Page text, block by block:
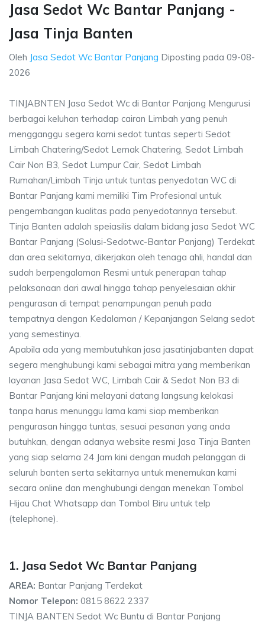
Jasa Sedot Wc Bantar Panjang -
Jasa Tinja Banten
Oleh Jasa Sedot Wc Bantar Panjang Diposting pada 09-08-
2026
TINJABNTEN Jasa Sedot Wc di Bantar Panjang Mengurusi
berbagai keluhan terhadap cairan Limbah yang penuh
mengganggu segera kami sedot tuntas seperti Sedot
Limbah Chatering/Sedot Lemak Chatering, Sedot Limbah
Cair Non B3, Sedot Lumpur Cair, Sedot Limbah
Rumahan/Limbah Tinja untuk tuntas penyedotan WC di
Bantar Panjang kami memiliki Tim Profesional untuk
pengembangan kualitas pada penyedotannya tersebut.
Tinja Banten adalah speiasilis dalam bidang jasa Sedot WC
Bantar Panjang (Solusi-Sedotwc-Bantar Panjang) Terdekat
dan area sekitarnya, dikerjakan oleh tenaga ahli, handal dan
sudah berpengalaman Resmi untuk penerapan tahap
pelaksanaan dari awal hingga tahap penyelesaian akhir
pengurasan di tempat penampungan penuh pada
tempatnya dengan Kedalaman / Kepanjangan Selang sedot
yang semestinya.
Apabila ada yang membutuhkan jasa jasatinjabanten dapat
segera menghubungi kami sebagai mitra yang memberikan
layanan Jasa Sedot WC, Limbah Cair & Sedot Non B3 di
Bantar Panjang kini melayani datang langsung kelokasi
tanpa harus menunggu lama kami siap memberikan
pengurasan hingga tuntas, sesuai pesanan yang anda
butuhkan, dengan adanya website resmi Jasa Tinja Banten
yang siap selama 24 Jam kini dengan mudah pelanggan di
seluruh banten serta sekitarnya untuk menemukan kami
secara online dan menghubungi dengan menekan Tombol
Hijau Chat Whatsapp dan Tombol Biru untuk telp
(telephone).
1. Jasa Sedot Wc Bantar Panjang
AREA: Bantar Panjang Terdekat
Nomor Telepon: 0815 8622 2337
TINJA BANTEN Sedot Wc Buntu di Bantar Panjang